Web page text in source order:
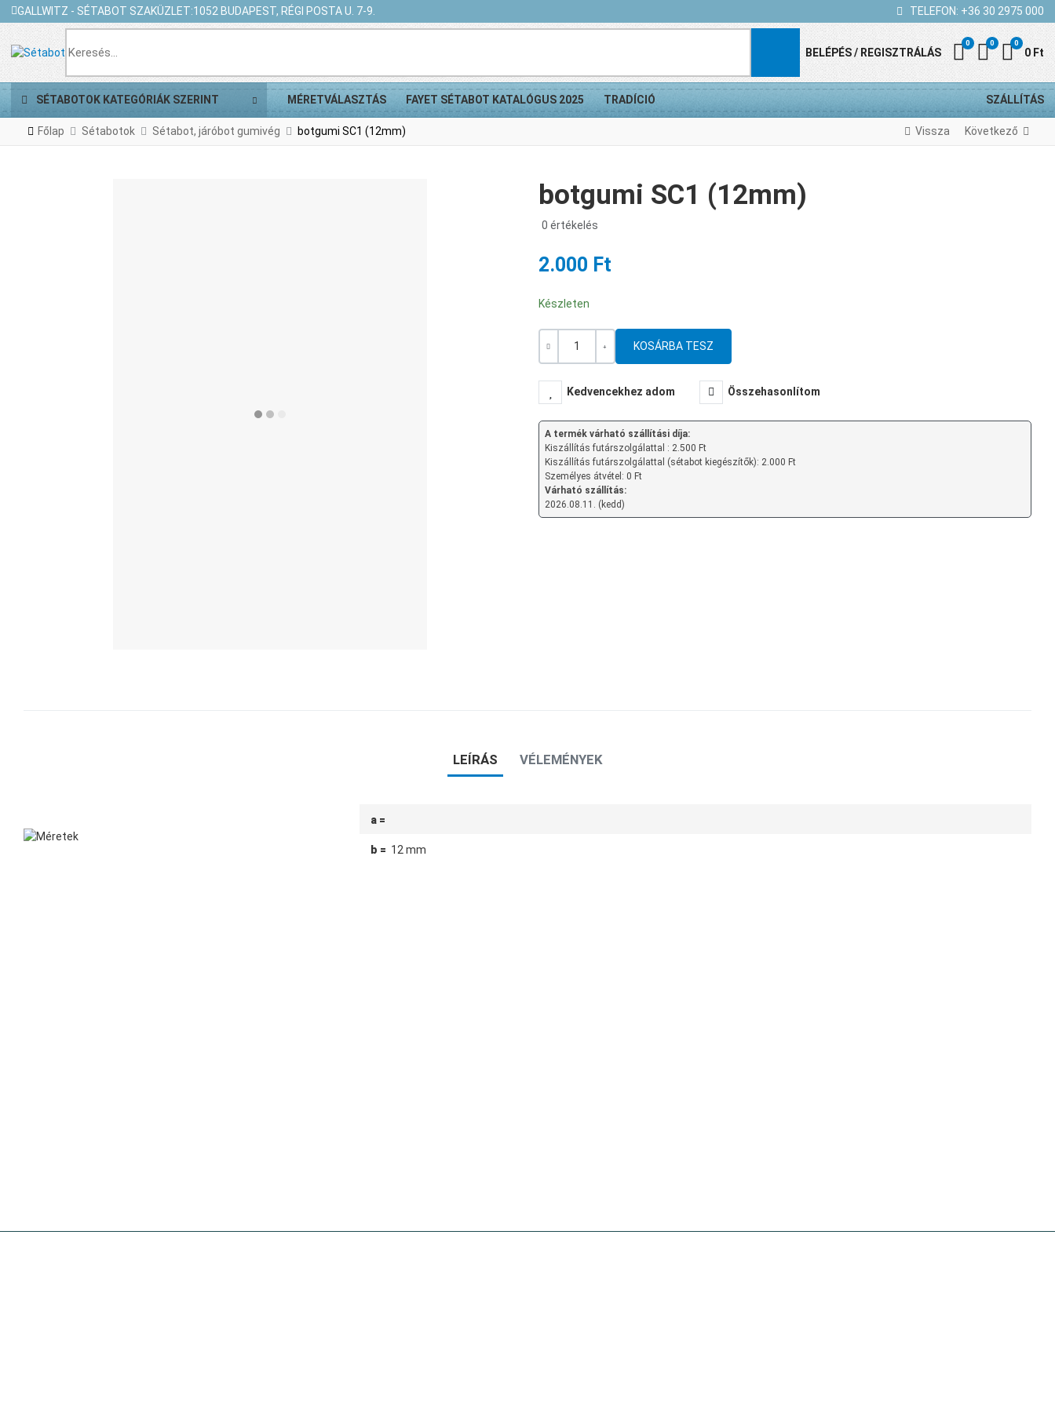
GALLWITZ - SÉTABOT SZAKÜZLET:1052 BUDAPEST, RÉGI POSTA U. 7-9. TELEFON: +36 30 2975 000
BELÉPÉS / REGISZTRÁLÁS Kedvenc
0 0 Kosár
0
0 Ft
SÉTABOTOK KATEGÓRIÁK SZERINT MÉRETVÁLASZTÁS FAYET SÉTABOT KATALÓGUS 2025 TRADÍCIÓ SZÁLLÍTÁS
Főlap Sétabotok Sétabot, járóbot gumivég botgumi SC1 (12mm) Vissza Következő
botgumi SC1 (12mm)
0 értékelés
2.000 Ft
Készleten
Mennyiség
Kedvencekhez adom Összehasonlítom
A termék várható szállítási díja:
Kiszállítás futárszolgálattal : 2.500 Ft
Kiszállítás futárszolgálattal (sétabot kiegészítők): 2.000 Ft
Személyes átvétel: 0 Ft
Várható szállítás:
2026.08.11. (kedd)
LEÍRÁS VÉLEMÉNYEK
a =
b = 12 mm